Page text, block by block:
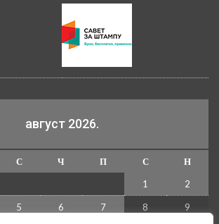
август 2026.
С Ч П С
Н
1
2
5 6 7 8 9